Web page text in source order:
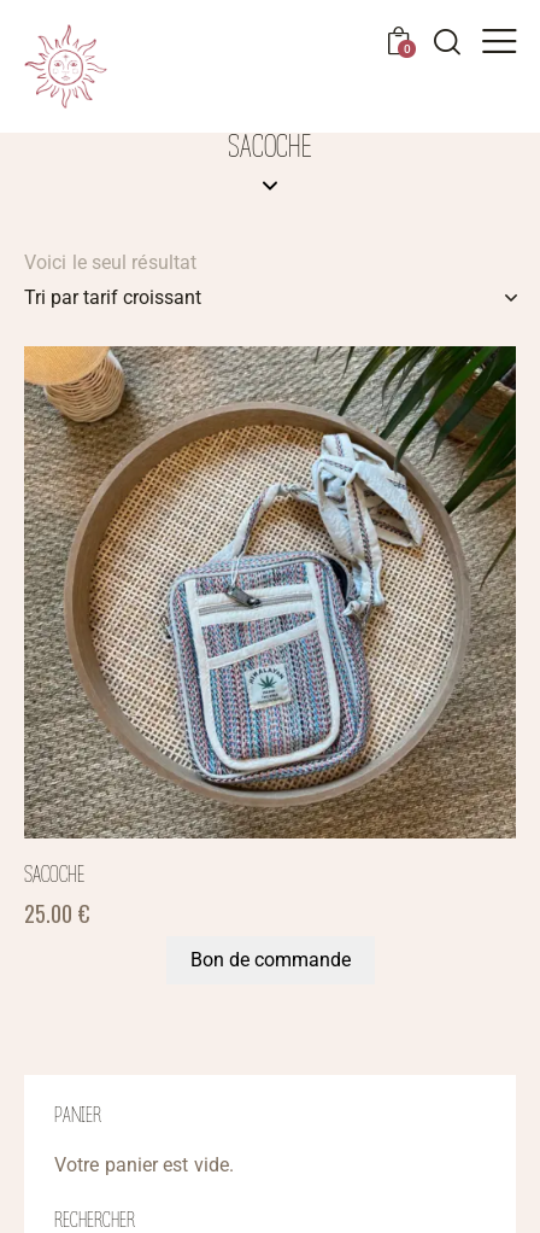
0
SACOCHE
Voici le seul résultat
SACOCHE
25.00 €
Bon de commande
PANIER
Votre panier est vide.
RECHERCHER